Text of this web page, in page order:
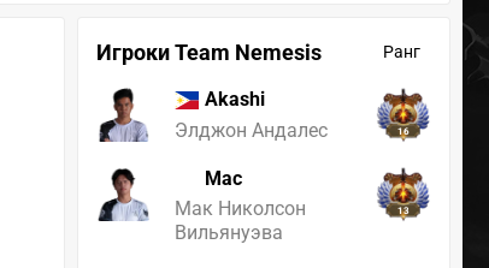
Игроки Team Nemesis Ранг
Akashi
Элджон Андалес
16
Mac
Мак Николсон
Вильянуэва
13